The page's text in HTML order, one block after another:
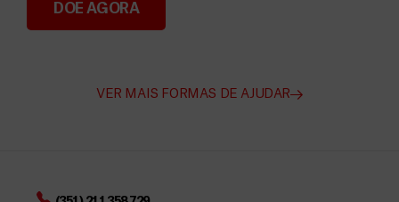
Angarie Fundos para a MSF
DOE AGORA
VER MAIS FORMAS DE AJUDAR